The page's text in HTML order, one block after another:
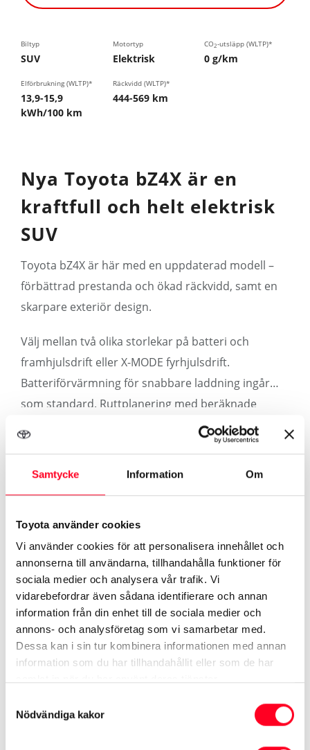
Samtycke Information Om
Toyota använder cookies
Vi använder cookies för att personalisera innehållet och
annonserna till användarna, tillhandahålla funktioner för
sociala medier och analysera vår trafik. Vi
vidarebefordrar även sådana identifierare och annan
information från din enhet till de sociala medier och
annons- och analysföretag som vi samarbetar med.
Dessa kan i sin tur kombinera informationen med annan
information som du har tillhandahållit eller som de har
Nödvändiga kakor
Biltyp
SUV
Motortyp
Elektrisk
CO2-utsläpp (WLTP)*
0 g/km
Elförbrukning (WLTP)*
13,9-15,9
kWh/100 km
Räckvidd (WLTP)*
444-569 km
Nya Toyota bZ4X är en
kraftfull och helt elektrisk
SUV
Toyota bZ4X är här med en uppdaterad modell –
förbättrad prestanda och ökad räckvidd, samt en
skarpare exteriör design.
Välj mellan två olika storlekar på batteri och
framhjulsdrift eller X-MODE fyrhjulsdrift.
Batteriförvärmning för snabbare laddning ingår
som standard. Ruttplanering med beräknade
laddstopp finns integrerat i navigationssystemet
och baseras på bilens batteristatus, beräknad
Visa mer ›
Se specifikationer ›
Kampanj på Toyota bZ4X ›
Begagnade Toyota bZ4X ›
Se tjänstebilar ›
Se mer på Toyota.se